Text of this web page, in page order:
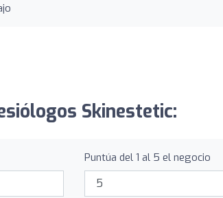
Skinestetic:
Puntúa del 1 al 5 el negocio